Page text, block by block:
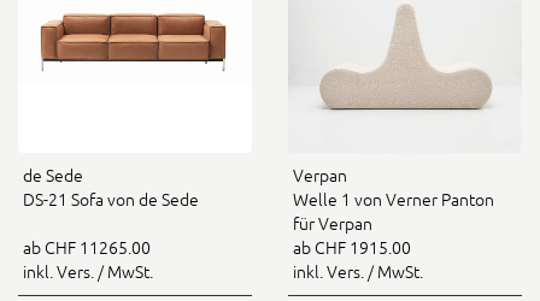
de Sede
DS-21 Sofa von de Sede
ab CHF 11265.00
inkl. Vers. / MwSt.
Verpan
Welle 1 von Verner Panton
für Verpan
ab CHF 1915.00
inkl. Vers. / MwSt.